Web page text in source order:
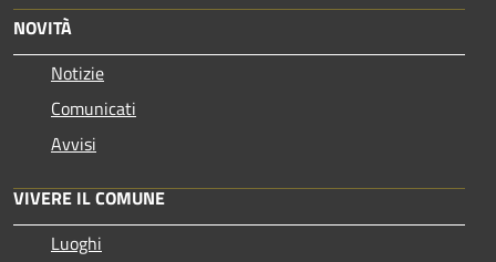
NOVITÀ
Notizie
Comunicati
Avvisi
VIVERE IL COMUNE
Luoghi